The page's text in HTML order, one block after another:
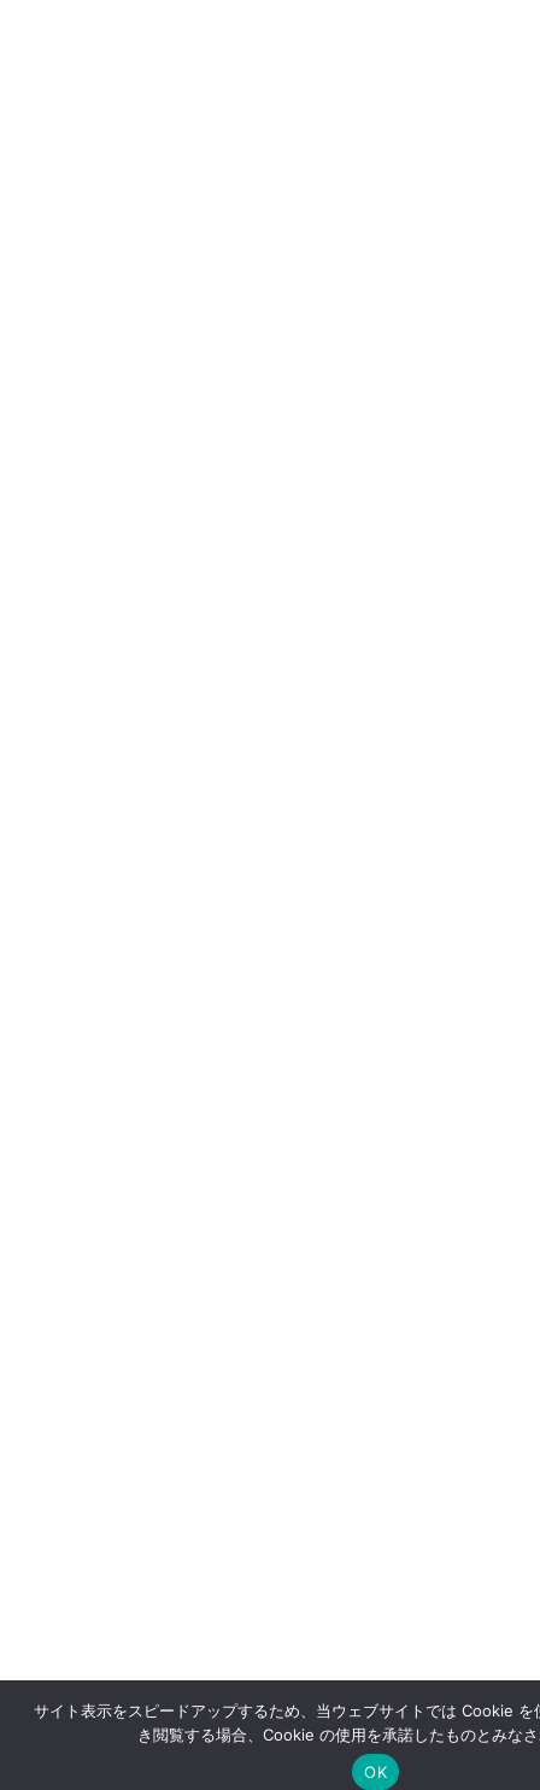
サイト表示をスピードアップするため、当ウェブサイトでは Cookie を
き閲覧する場合、Cookie の使用を承諾したものとみな
OK